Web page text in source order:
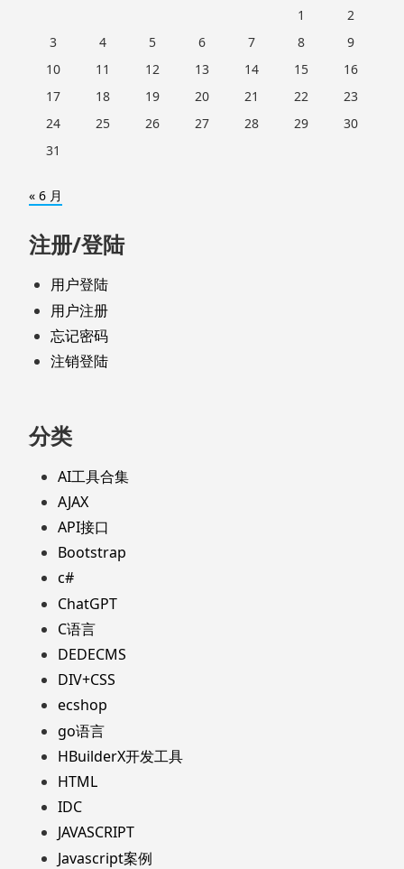
1
2
3
4 5 6 7 8
9
10
11 12 13 14 15
16
17
18 19 20 21 22
23
24
25 26 27 28 29
30
31
« 6 月
注册/登陆
用户登陆
用户注册
忘记密码
注销登陆
分类
AI工具合集
AJAX
API接口
Bootstrap
c#
ChatGPT
C语言
DEDECMS
DIV+CSS
ecshop
go语言
HBuilderX开发工具
HTML
IDC
JAVASCRIPT
Javascript案例